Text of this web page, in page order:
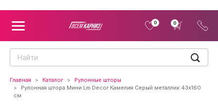
0 0
Главная Каталог
Рулонные шторы
Рулонная штора Мини Lm Decor Камелия Серый металлик 43x160
см